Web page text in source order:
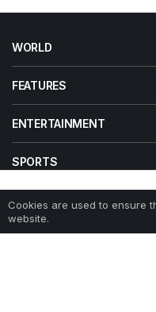
Cookies are used to ensure
website.
WORLD
FEATURES
ENTERTAINMENT
SPORTS
WORLD
ENTERTAINMENT
Home